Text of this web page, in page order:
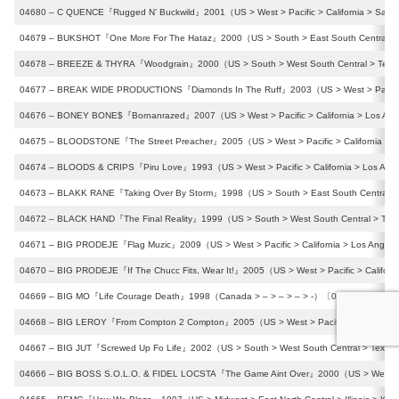
04680 – C QUENCE『Rugged N’ Buckwild』2001（US > West > Pacific > California >
04679 – BUKSHOT『One More For The Hataz』2000（US > South > East South Central
04678 – BREEZE & THYRA『Woodgrain』2000（US > South > West South Central >
04677 – BREAK WIDE PRODUCTIONS『Diamonds In The Ruff』2003（US > West >
04676 – BONEY BONE$『Bornanrazed』2007（US > West > Pacific > California > Los
04675 – BLOODSTONE『The Street Preacher』2005（US > West > Pacific > California >
04674 – BLOODS & CRIPS『Piru Love』1993（US > West > Pacific > California > Los
04673 – BLAKK RANE『Taking Over By Storm』1998（US > South > East South Central
04672 – BLACK HAND『The Final Reality』1999（US > South > West South Central >
04671 – BIG PRODEJE『Flag Muzic』2009（US > West > Pacific > California > Los
04670 – BIG PRODEJE『If The Chucc Fits, Wear It!』2005（US > West > Pacific >
04669 – BIG MO『Life Courage Death』1998（Canada > – > – > – > -）〔0,0,0,1,3,1,0／
04668 – BIG LEROY『From Compton 2 Compton』2005（US > West > Pacific >
04667 – BIG JUT『Screwed Up Fo Life』2002（US > South > West South Central >
04666 – BIG BOSS S.O.L.O. & FIDEL LOCSTA『The Game Aint Over』2000（US >